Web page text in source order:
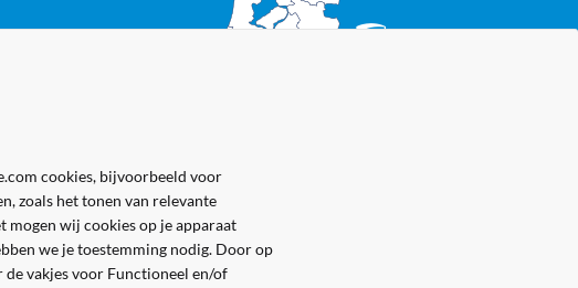
cookies, bijvoorbeeld voor
zoals het tonen van relevante
mogen wij cookies op je apparaat
we je toestemming nodig. Door op
vakjes voor Functioneel en/of